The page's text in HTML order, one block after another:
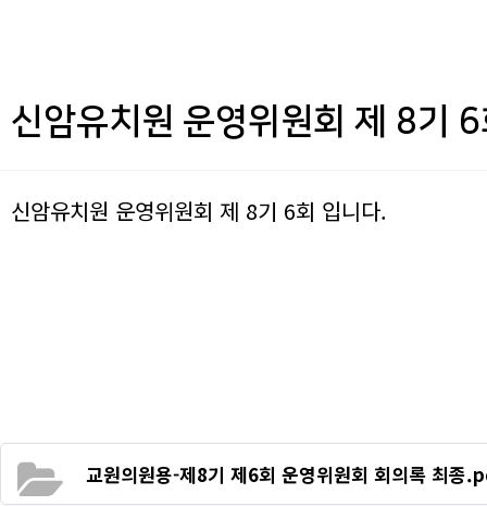
신암유치원 운영위원회 제 8기
신암유치원 운영위원회 제 8기 6회 입니다.
교원의원용-제8기 제6회 운영위원회 회의록 최종